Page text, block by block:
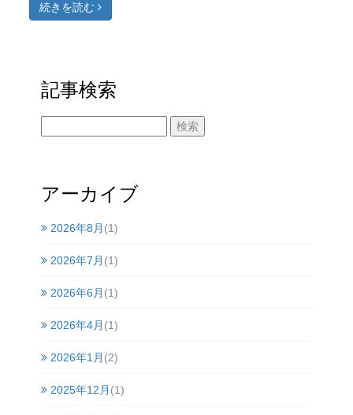
続きを読む
記事検索
アーカイブ
2026年8月 (1)
2026年7月 (1)
2026年6月 (1)
2026年4月 (1)
2026年1月 (2)
2025年12月 (1)